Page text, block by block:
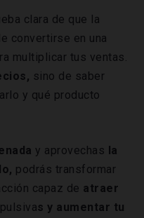
clara de que la
convertirse en una
multiplicar tus ventas.
sino de saber
y qué producto
y aprovechas la
podrás transformar
capaz de atraer
s y aumentar tu